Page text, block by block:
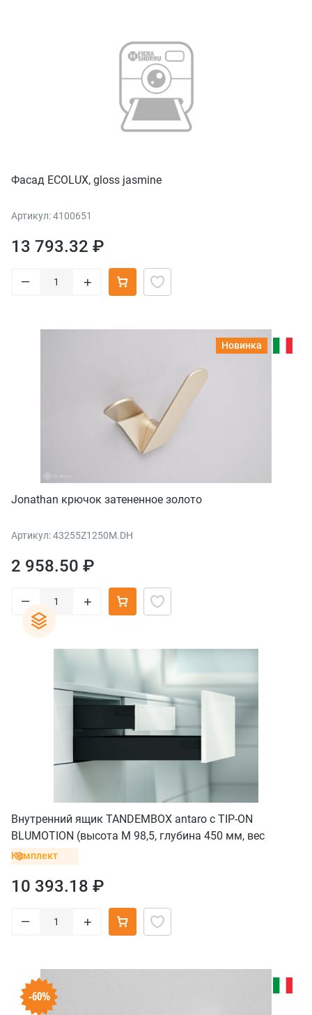
Фасад ECOLUX, gloss jasmine
Артикул: 4100651
13 793.32 ₽
– +
Новинка
Jonathan крючок затененное золото
Артикул: 43255Z1250M.DH
2 958.50 ₽
– +
Внутренний ящик TANDEMBOX antaro с TIP-ON
BLUMOTION (высота М 98,5, глубина 450 мм, вес
ящика до 20 кг), черный
Комплект
10 393.18 ₽
– +
-60%